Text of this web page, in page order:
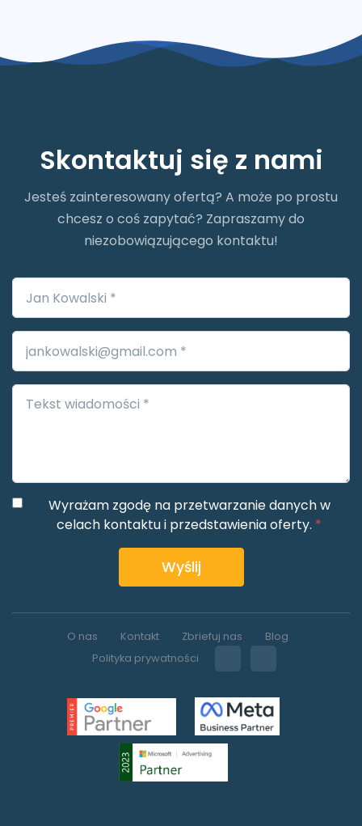
Skontaktuj się z nami
Jesteś zainteresowany ofertą? A może po prostu
chcesz o coś zapytać? Zapraszamy do
niezobowiązującego kontaktu!
Wyrażam zgodę na przetwarzanie danych w
celach kontaktu i przedstawienia oferty. *
Wyślij
O nas Kontakt Zbriefuj nas
Blog
Polityka prywatności